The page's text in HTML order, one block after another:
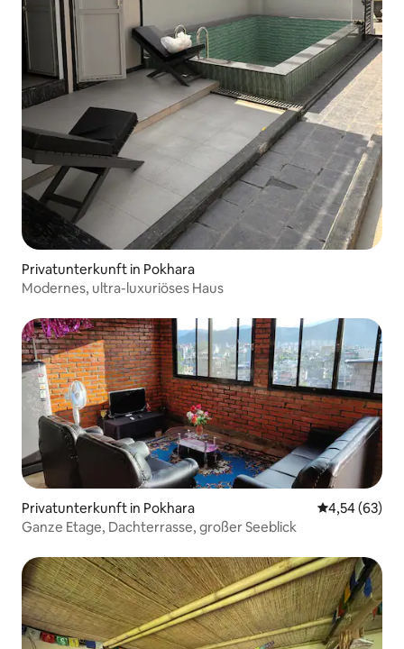
Privatunterkunft in Pokhara
Modernes, ultra-luxuriöses Haus
Privatunterkunft in Pokhara
4,54 (63)
Ganze Etage, Dachterrasse, großer Seeblick